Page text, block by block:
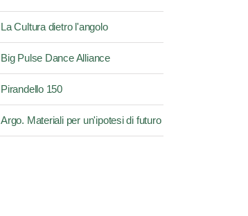
La Cultura dietro l'angolo
Big Pulse Dance Alliance
Pirandello 150
Argo. Materiali per un'ipotesi di futuro